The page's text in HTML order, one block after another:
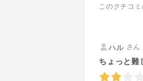
このクチコ
ハル さ
ちょっと難